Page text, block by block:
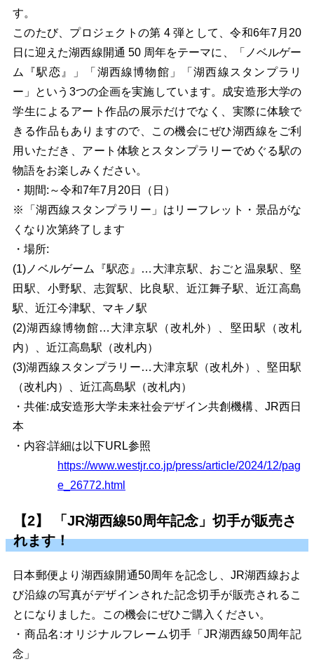
す。
このたび、プロジェクトの第 4 弾として、令和6年7月20
日に迎えた湖西線開通 50 周年をテーマに、「ノベルゲー
ム『駅恋』」「湖西線博物館」「湖西線スタンプラリ
ー」という3つの企画を実施しています。成安造形大学の
学生によるアート作品の展示だけでなく、実際に体験で
きる作品もありますので、この機会にぜひ湖西線をご利
用いただき、アート体験とスタンプラリーでめぐる駅の
物語をお楽しみください。
・期間:～令和7年7月20日（日）
※「湖西線スタンプラリー」はリーフレット・景品がな
くなり次第終了します
・場所:
(1)ノベルゲーム『駅恋』…大津京駅、おごと温泉駅、堅
田駅、小野駅、志賀駅、比良駅、 近江舞子駅、近江高島
駅、近江今津駅、マキノ駅
(2)湖西線博物館…大津京駅（改札外）、堅田駅（改札
内）、近江高島駅（改札内）
(3)湖西線スタンプラリー…大津京駅（改札外）、堅田駅
（改札内）、近江高島駅（改札内）
・共催:成安造形大学未来社会デザイン共創機構、JR西日
本
・内容:詳細は以下URL参照
https://www.westjr.co.jp/press/article/2024/12/pag
e_26772.html
【2】 「JR湖西線50周年記念」切手が販売さ
れます！
日本郵便より湖西線開通50周年を記念し、JR湖西線およ
び沿線の写真がデザインされた記念切手が販売されるこ
とになりました。この機会にぜひご購入ください。
・商品名:オリジナルフレーム切手「JR湖西線50周年記
念」